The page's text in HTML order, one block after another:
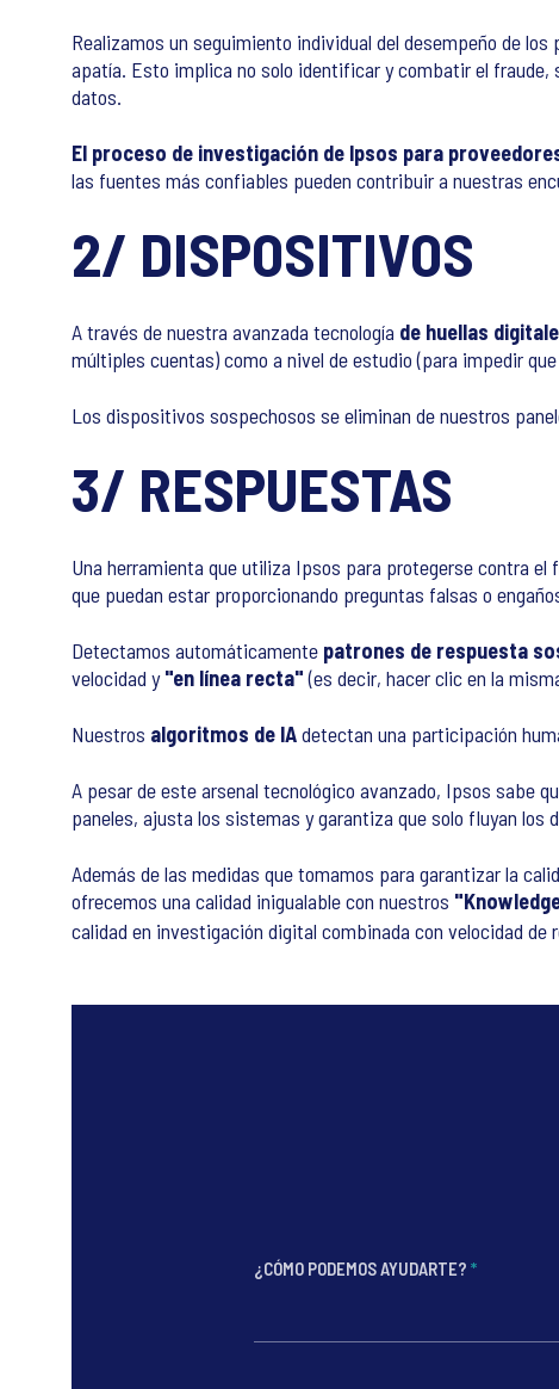
Realizamos un seguimiento individual del desempeño de
apatía. Esto implica no solo identificar y combatir el fraude,
datos.
El proceso de investigación de Ipsos para
las fuentes más confiables pueden contribuir a nuestras
2/ DISPOSITIVOS
A través de nuestra avanzada tecnología de huellas
múltiples cuentas) como a nivel de estudio (para impedir
Los dispositivos sospechosos se eliminan de nuestros
3/ RESPUESTAS
Una herramienta que utiliza Ipsos para protegerse contra el
que puedan estar proporcionando preguntas falsas o
Detectamos automáticamente patrones de respuesta
velocidad y"en línea recta"(es decir, hacer clic en la
Nuestros algoritmos de IAdetectan una participación
A pesar de este arsenal tecnológico avanzado, Ipsos sabe
paneles, ajusta los sistemas y garantiza que solo fluyan los
Además de las medidas que tomamos para garantizar la
ofrecemos una calidad inigualable con nuestros
calidad en investigación digital combinada con velocidad de
¿CÓMO PODEMOS AYUDARTE? *